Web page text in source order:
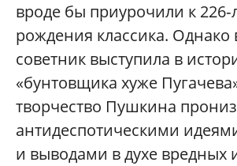
вроде бы приурочили к
рождения классика. Однако
советник выступила в
«бунтовщика хуже
творчество Пушкина
антидеспотическими
и выводами в духе вредных